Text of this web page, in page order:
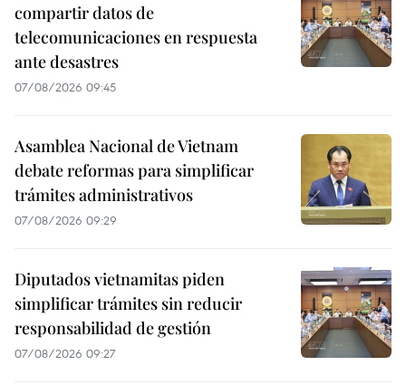
compartir datos de
telecomunicaciones en respuesta
ante desastres
07/08/2026 09:45
Asamblea Nacional de Vietnam
debate reformas para simplificar
trámites administrativos
07/08/2026 09:29
Diputados vietnamitas piden
simplificar trámites sin reducir
responsabilidad de gestión
07/08/2026 09:27